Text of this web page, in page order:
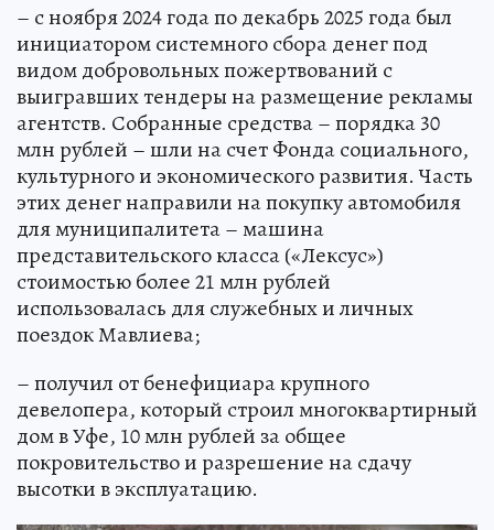
– с ноября 2024 года по декабрь 2025 года был
инициатором системного сбора денег под
видом добровольных пожертвований с
выигравших тендеры на размещение рекламы
агентств. Собранные средства – порядка 30
млн рублей – шли на счет Фонда социального,
культурного и экономического развития. Часть
этих денег направили на покупку автомобиля
для муниципалитета – машина
представительского класса («Лексус»)
стоимостью более 21 млн рублей
использовалась для служебных и личных
поездок Мавлиева;
– получил от бенефициара крупного
девелопера, который строил многоквартирный
дом в Уфе, 10 млн рублей за общее
покровительство и разрешение на сдачу
высотки в эксплуатацию.